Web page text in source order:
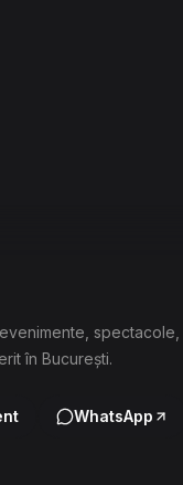
în București.
WhatsApp